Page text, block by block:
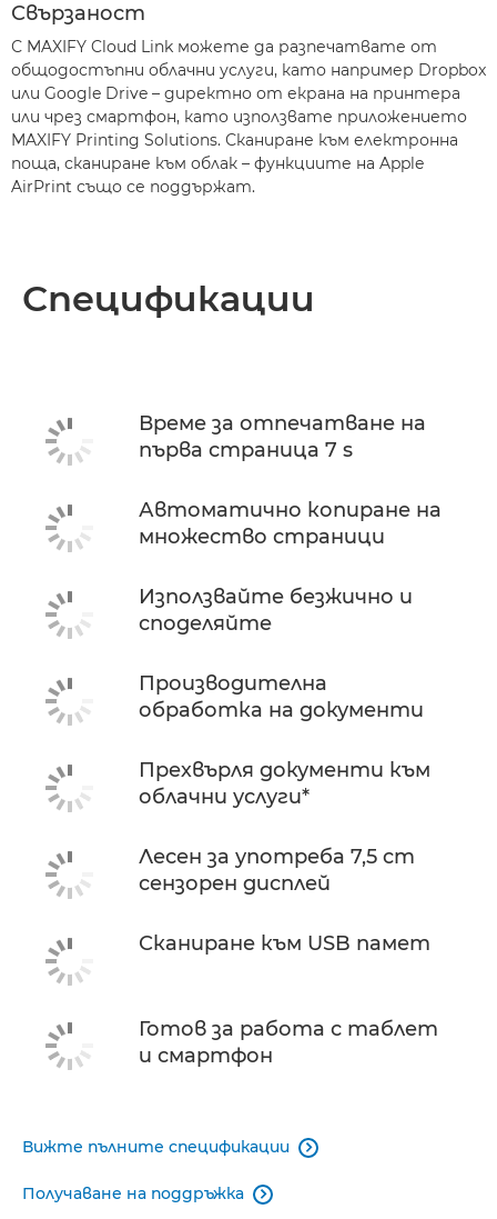
Свързаност
С MAXIFY Cloud Link можете да разпечатвате от
общодостъпни облачни услуги, като например Dropbox
или Google Drive – директно от екрана на принтера
или чрез смартфон, като използвате приложението
MAXIFY Printing Solutions. Сканиране към електронна
поща, сканиране към облак – функциите на Apple
AirPrint също се поддържат.
Спецификации
Време за отпечатване на
първа страница 7 s
Автоматично копиране на
множество страници
Използвайте безжично и
споделяйте
Производителна
обработка на документи
Прехвърля документи към
облачни услуги*
Лесен за употреба 7,5 cm
сензорен дисплей
Сканиране към USB памет
Готов за работа с таблет
и смартфон
Вижте пълните спецификации 
Получаване на поддръжка 